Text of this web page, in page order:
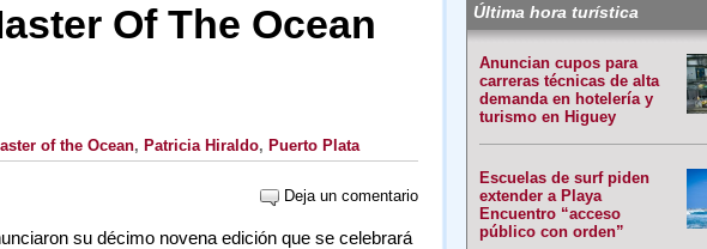
Of The Ocean
of the Ocean, Patricia Hiraldo, Puerto Plata
Deja un comentario
su décimo novena edición que se celebrará
Última hora turística
Anuncian cupos para
carreras técnicas de alta
demanda en hotelería y
turismo en Higuey
Escuelas de surf piden
extender a Playa
Encuentro “acceso
público con orden”